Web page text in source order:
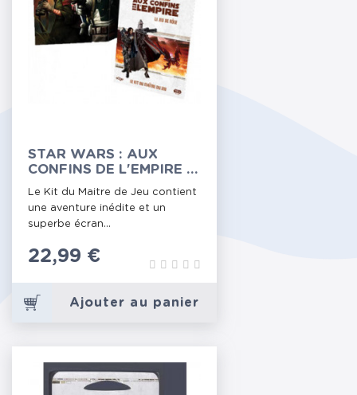
STAR WARS : AUX
CONFINS DE L'EMPIRE -
KIT DU MAITRE DE JEU
Le Kit du Maitre de Jeu contient
une aventure inédite et un
superbe écran...
Prix
22,99 €
Ajouter au panier